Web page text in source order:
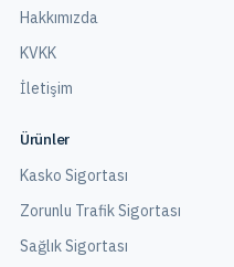
Hakkımızda
KVKK
İletişim
Ürünler
Kasko Sigortası
Zorunlu Trafik Sigortası
Sağlık Sigortası